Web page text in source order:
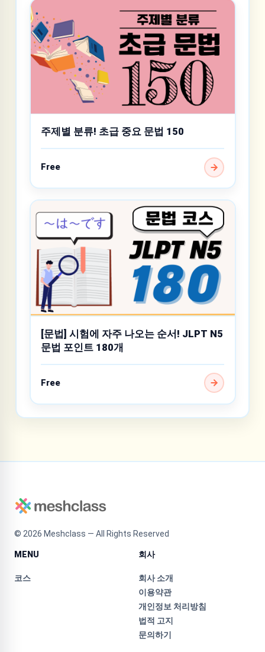
주제별 분류! 초급 중요 문법 150
Free
[문법] 시험에 자주 나오는 순서! JLPT N5
문법 포인트 180개
Free
© 2026 Meshclass — All Rights Reserved
MENU
코스
회사
회사 소개
이용약관
개인정보 처리방침
법적 고지
문의하기